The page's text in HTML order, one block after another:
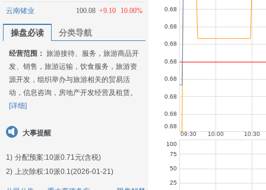
云南锗业
100.08 +9.10 10.00%
操盘必读 分类导航
经营范围： 旅游接待、服务，旅游商品开
发、销售，旅游运输，饮食服务，旅游资
源开发，组织举办与旅游相关的贸易活
动，信息咨询，房地产开发经营及租赁。
[详细]
大事提醒
1) 分配预案:10派0.71元(含税)
2) 上次除权:10派0.1(2026-01-21)